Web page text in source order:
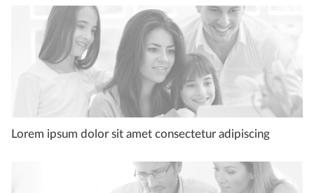
Lorem ipsum dolor sit amet consectetur adipiscing